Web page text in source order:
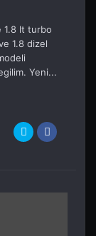
1.8 lt turbo
1.8 dizel
Yeni...